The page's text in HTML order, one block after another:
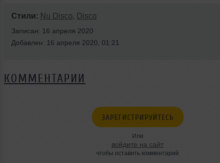
Стили: Nu Disco, Disco
Записан: 16 апреля 2020
Добавлен: 16 апреля 2020, 01:21
КОММЕНТАРИИ
ЗАРЕГИСТРИРУЙТЕСЬ
Или
войдите на сайт
чтобы оставить комментарий